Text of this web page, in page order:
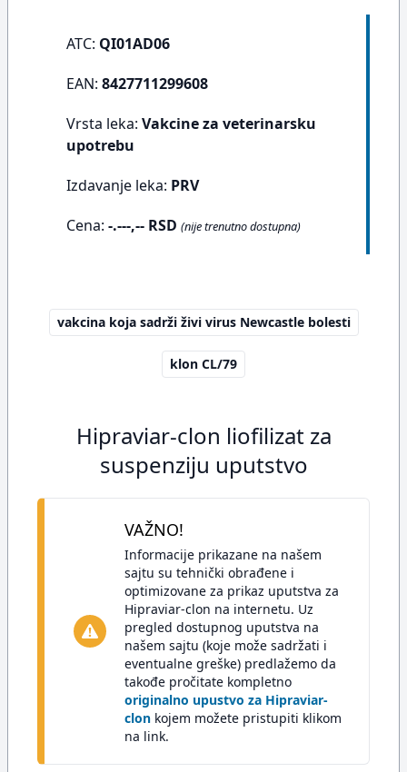
ATC: QI01AD06
EAN: 8427711299608
Vrsta leka: Vakcine za veterinarsku
upotrebu
Izdavanje leka: PRV
Cena: -.---,-- RSD (nije trenutno dostupna)
vakcina koja sadrži živi virus Newcastle bolesti
klon CL/79
Hipraviar-clon liofilizat za
suspenziju uputstvo
VAŽNO!
Informacije prikazane na našem
sajtu su tehnički obrađene i
optimizovane za prikaz uputstva za
Hipraviar-clon na internetu. Uz
pregled dostupnog uputstva na
našem sajtu (koje može sadržati i
eventualne greške) predlažemo da
takođe pročitate kompletno
originalno upustvo za Hipraviar-
clon kojem možete pristupiti klikom
na link.